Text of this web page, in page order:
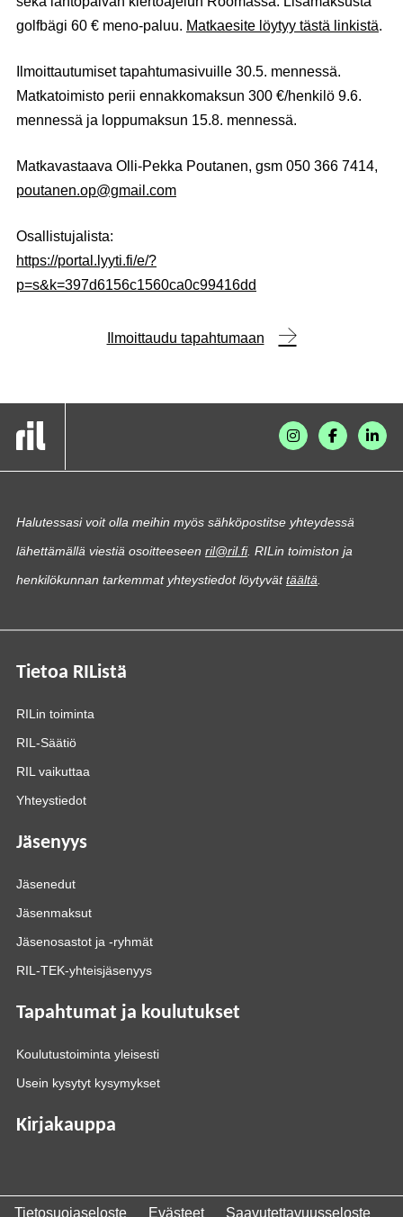
golfbägi 60 € meno-paluu. Matkaesite löytyy tästä linkistä.
Ilmoittautumiset tapahtumasivuille 30.5. mennessä.
Matkatoimisto perii ennakkomaksun 300 €/henkilö 9.6.
mennessä ja loppumaksun 15.8. mennessä.
Matkavastaava Olli-Pekka Poutanen, gsm 050 366 7414,
poutanen.op@gmail.com
Osallistujalista:
https://portal.lyyti.fi/e/?
p=s&k=397d6156c1560ca0c99416dd
Ilmoittaudu tapahtumaan
Halutessasi voit olla meihin myös sähköpostitse yhteydessä
lähettämällä viestiä osoitteeseen ril@ril.fi. RILin toimiston ja
henkilökunnan tarkemmat yhteystiedot löytyvättäältä
Tietoa RIListä
RILin toiminta
RIL-Säätiö
RIL vaikuttaa
Yhteystiedot
Jäsenyys
Jäsenedut
Jäsenmaksut
Jäsenosastot ja -ryhmät
RIL-TEK-yhteisjäsenyys
Tapahtumat ja koulutukset
Koulutustoiminta yleisesti
Usein kysytyt kysymykset
Kirjakauppa
Tietosuojaseloste Evästeet Saavutettavuusseloste